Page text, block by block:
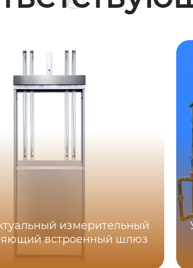
измерительный
встроенный шлюз